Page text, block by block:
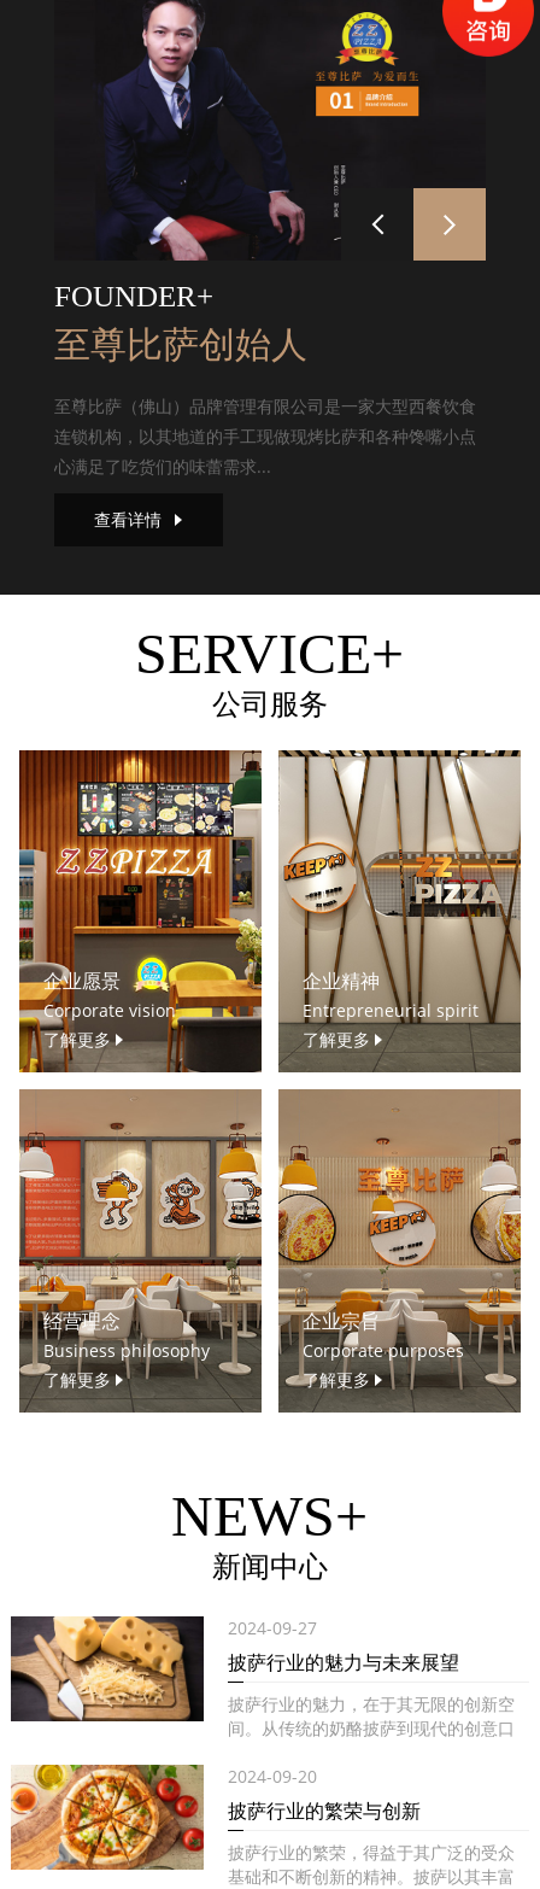
FOUNDER+
至尊比萨创始人
至尊比萨（佛山）品牌管理有限公司是一家大型西餐饮食
连锁机构，以其地道的手工现做现烤比萨和各种馋嘴小点
心满足了吃货们的味蕾需求...
查看详情
SERVICE+
公司服务
企业愿景
Corporate vision
了解更多
企业精神
Entrepreneurial spirit
了解更多
经营理念
Business philosophy
了解更多
企业宗旨
Corporate purposes
了解更多
NEWS+
新闻中心
2024-09-27
披萨行业的魅力与未来展望
披萨行业的魅力，在于其无限的创新空
间。从传统的奶酪披萨到现代的创意口
2024-09-20
披萨行业的繁荣与创新
披萨行业的繁荣，得益于其广泛的受众
基础和不断创新的精神。披萨以其丰富